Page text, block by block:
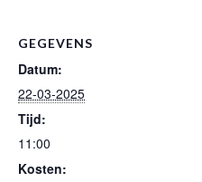
GEGEVENS
Datum:
22-03-2025
Tijd:
11:00
Kosten: